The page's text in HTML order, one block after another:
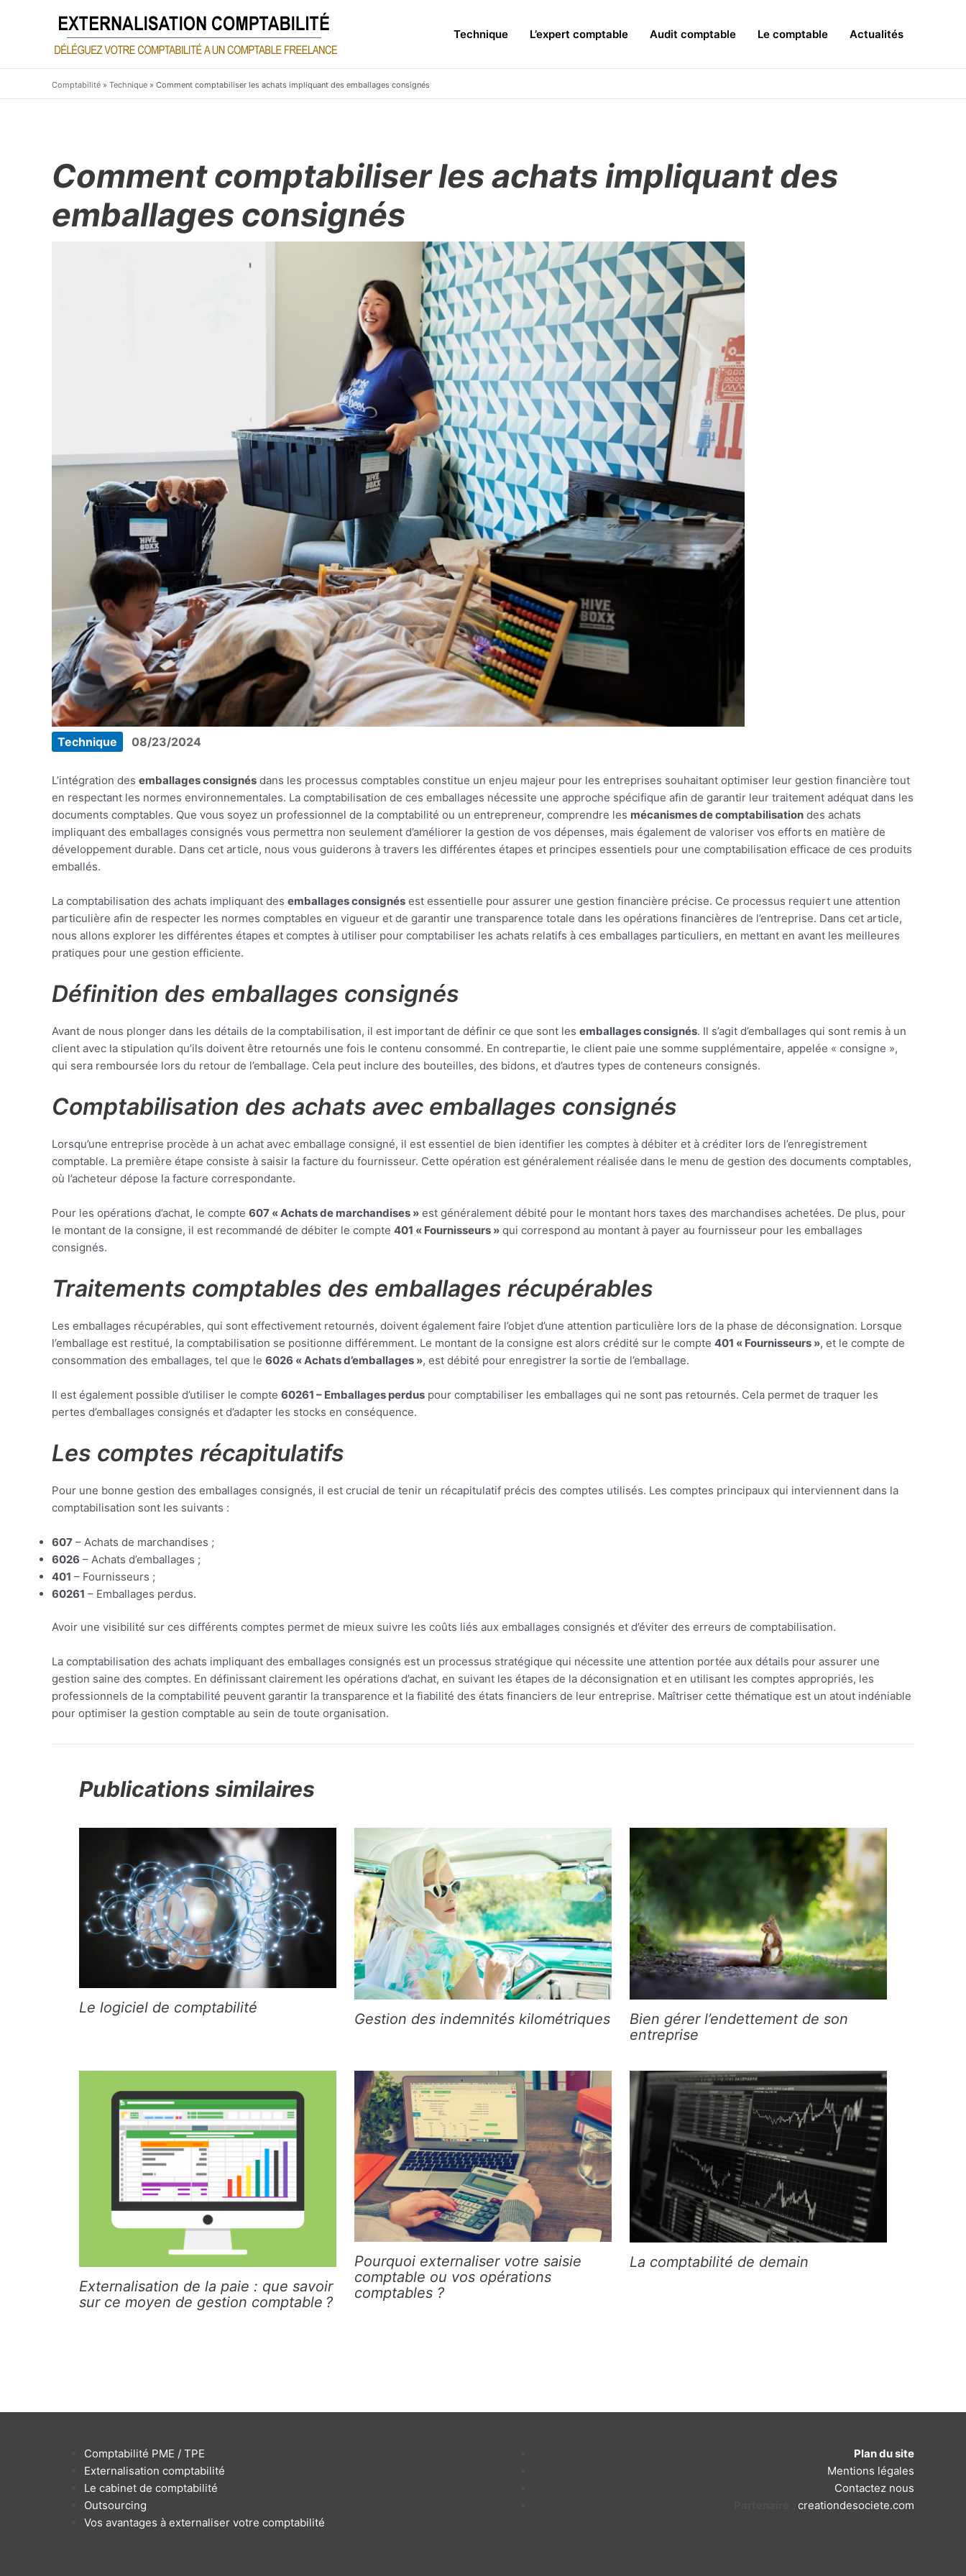
Technique L’expert comptable Audit comptable Le comptable Actualités
Comptabilité » Technique » Comment comptabiliser les achats impliquant des emballages consignés
Comment comptabiliser les achats impliquant des
emballages consignés
Technique 08/23/2024
L’intégration des emballages consignés dans les processus comptables constitue un enjeu majeur pour les entreprises souhaitant optimiser leur gestion financière tout
en respectant les normes environnementales. La comptabilisation de ces emballages nécessite une approche spécifique afin de garantir leur traitement adéquat dans les
documents comptables. Que vous soyez un professionnel de la comptabilité ou un entrepreneur, comprendre les mécanismes de comptabilisation des achats
impliquant des emballages consignés vous permettra non seulement d’améliorer la gestion de vos dépenses, mais également de valoriser vos efforts en matière de
développement durable. Dans cet article, nous vous guiderons à travers les différentes étapes et principes essentiels pour une comptabilisation efficace de ces produits
emballés.
La comptabilisation des achats impliquant des emballages consignés est essentielle pour assurer une gestion financière précise. Ce processus requiert une attention
particulière afin de respecter les normes comptables en vigueur et de garantir une transparence totale dans les opérations financières de l’entreprise. Dans cet article,
nous allons explorer les différentes étapes et comptes à utiliser pour comptabiliser les achats relatifs à ces emballages particuliers, en mettant en avant les meilleures
pratiques pour une gestion efficiente.
Définition des emballages consignés
Avant de nous plonger dans les détails de la comptabilisation, il est important de définir ce que sont les emballages consignés. Il s’agit d’emballages qui sont remis à un
client avec la stipulation qu’ils doivent être retournés une fois le contenu consommé. En contrepartie, le client paie une somme supplémentaire, appelée « consigne »,
qui sera remboursée lors du retour de l’emballage. Cela peut inclure des bouteilles, des bidons, et d’autres types de conteneurs consignés.
Comptabilisation des achats avec emballages consignés
Lorsqu’une entreprise procède à un achat avec emballage consigné, il est essentiel de bien identifier les comptes à débiter et à créditer lors de l’enregistrement
comptable. La première étape consiste à saisir la facture du fournisseur. Cette opération est généralement réalisée dans le menu de gestion des documents comptables,
où l’acheteur dépose la facture correspondante.
Pour les opérations d’achat, le compte 607 « Achats de marchandises » est généralement débité pour le montant hors taxes des marchandises achetées. De plus, pour
le montant de la consigne, il est recommandé de débiter le compte 401 « Fournisseurs » qui correspond au montant à payer au fournisseur pour les emballages
consignés.
Traitements comptables des emballages récupérables
Les emballages récupérables, qui sont effectivement retournés, doivent également faire l’objet d’une attention particulière lors de la phase de déconsignation. Lorsque
l’emballage est restitué, la comptabilisation se positionne différemment. Le montant de la consigne est alors crédité sur le compte 401 « Fournisseurs », et le compte de
consommation des emballages, tel que le 6026 « Achats d’emballages », est débité pour enregistrer la sortie de l’emballage.
Il est également possible d’utiliser le compte 60261 – Emballages perdus pour comptabiliser les emballages qui ne sont pas retournés. Cela permet de traquer les
pertes d’emballages consignés et d’adapter les stocks en conséquence.
Les comptes récapitulatifs
Pour une bonne gestion des emballages consignés, il est crucial de tenir un récapitulatif précis des comptes utilisés. Les comptes principaux qui interviennent dans la
comptabilisation sont les suivants :
607 – Achats de marchandises ;
6026 – Achats d’emballages ;
401 – Fournisseurs ;
60261 – Emballages perdus.
Avoir une visibilité sur ces différents comptes permet de mieux suivre les coûts liés aux emballages consignés et d’éviter des erreurs de comptabilisation.
La comptabilisation des achats impliquant des emballages consignés est un processus stratégique qui nécessite une attention portée aux détails pour assurer une
gestion saine des comptes. En définissant clairement les opérations d’achat, en suivant les étapes de la déconsignation et en utilisant les comptes appropriés, les
professionnels de la comptabilité peuvent garantir la transparence et la fiabilité des états financiers de leur entreprise. Maîtriser cette thématique est un atout indéniable
pour optimiser la gestion comptable au sein de toute organisation.
Publications similaires
Le logiciel de comptabilité
Gestion des indemnités kilométriques
Bien gérer l’endettement de son
entreprise
Externalisation de la paie : que savoir
sur ce moyen de gestion comptable ?
Pourquoi externaliser votre saisie
comptable ou vos opérations
comptables ?
La comptabilité de demain
Comptabilité PME / TPE
Externalisation comptabilité
Le cabinet de comptabilité
Outsourcing
Vos avantages à externaliser votre comptabilité
Plan du site
Mentions légales
Contactez nous
creationdesociete.com